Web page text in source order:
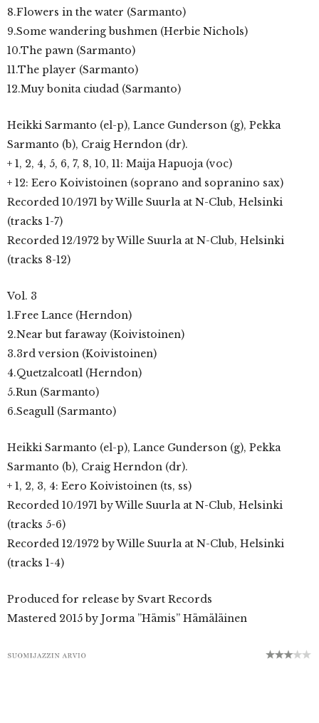
8.Flowers in the water (Sarmanto)
9.Some wandering bushmen (Herbie Nichols)
10.The pawn (Sarmanto)
11.The player (Sarmanto)
12.Muy bonita ciudad (Sarmanto)
Heikki Sarmanto (el-p), Lance Gunderson (g), Pekka
Sarmanto (b), Craig Herndon (dr).
+ 1, 2, 4, 5, 6, 7, 8, 10, 11: Maija Hapuoja (voc)
+ 12: Eero Koivistoinen (soprano and sopranino sax)
Recorded 10/1971 by Wille Suurla at N-Club, Helsinki
(tracks 1-7)
Recorded 12/1972 by Wille Suurla at N-Club, Helsinki
(tracks 8-12)
Vol. 3
1.Free Lance (Herndon)
2.Near but faraway (Koivistoinen)
3.3rd version (Koivistoinen)
4.Quetzalcoatl (Herndon)
5.Run (Sarmanto)
6.Seagull (Sarmanto)
Heikki Sarmanto (el-p), Lance Gunderson (g), Pekka
Sarmanto (b), Craig Herndon (dr).
+ 1, 2, 3, 4: Eero Koivistoinen (ts, ss)
Recorded 10/1971 by Wille Suurla at N-Club, Helsinki
(tracks 5-6)
Recorded 12/1972 by Wille Suurla at N-Club, Helsinki
(tracks 1-4)
Produced for release by Svart Records
Mastered 2015 by Jorma ”Hämis” Hämäläinen